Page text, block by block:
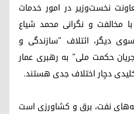
نخست‌وزیر در امور خدمات
مخالفت و نگرانی محمد شیاع
دیگر، ائتلاف "سازندگی و
حکمت ملی" به رهبری عمار
دچار اختلاف جدی هستند.
نفت، برق و کشاورزی است